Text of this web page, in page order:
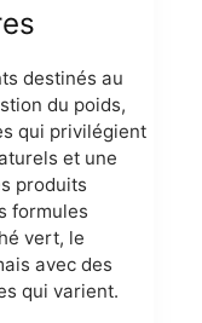
destinés au
du poids,
qui privilégient
et une
produits
formules
vert, le
avec des
qui varient.